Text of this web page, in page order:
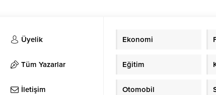
Üyelik
Tüm Yazarlar
İletişim
Ekonomi
Eğitim
Otomobil